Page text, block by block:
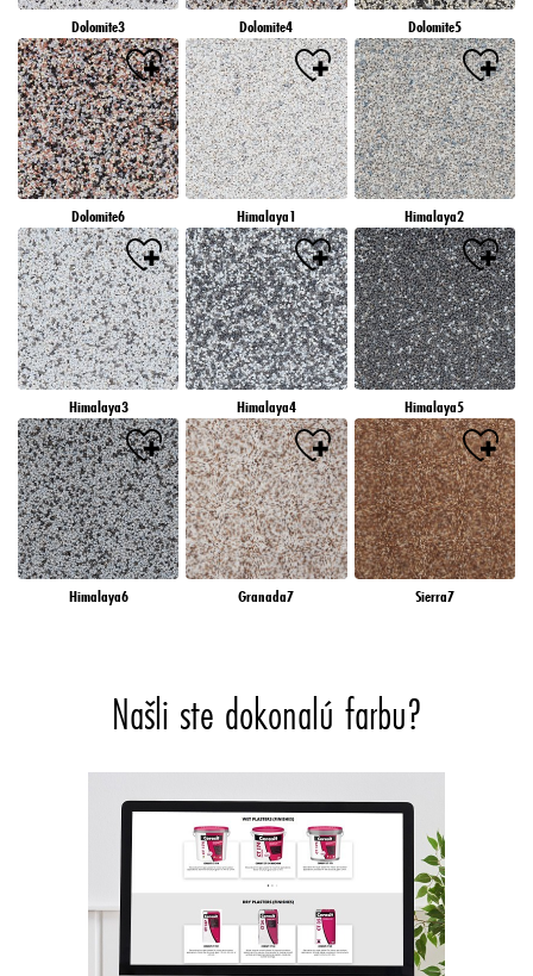
Dolomite3 Dolomite4 Dolomite5
Dolomite6 Himalaya1 Himalaya2
Himalaya3 Himalaya4 Himalaya5
Himalaya6 Granada7 Sierra7
Našli ste dokonalú farbu?